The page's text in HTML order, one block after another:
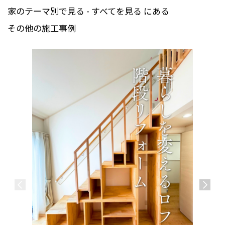
家のテーマ別で見る - すべてを見る にある
その他の施工事例